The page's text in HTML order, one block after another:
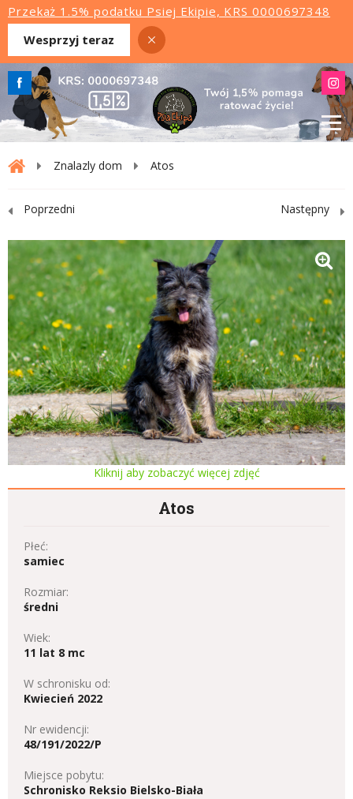
Przekaż 1.5% podatku Psiej Ekipie, KRS 0000697348
Wesprzyj teraz
Znalazly dom Atos
Poprzedni Następny
Kliknij aby zobaczyć więcej zdjęć
Atos
Płeć:
samiec
Rozmiar:
średni
Wiek:
11 lat 8 mc
W schronisku od:
Kwiecień 2022
Nr ewidencji:
48/191/2022/P
Miejsce pobytu:
Schronisko Reksio Bielsko-Biała